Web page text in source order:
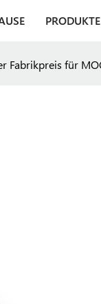
PRODUKTE
Fabrikpreis für